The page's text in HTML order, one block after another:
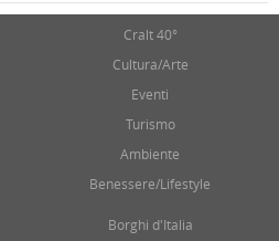
Cralt 40°
Cultura/Arte
Eventi
Turismo
Ambiente
Benessere/Lifestyle
Borghi d'Italia